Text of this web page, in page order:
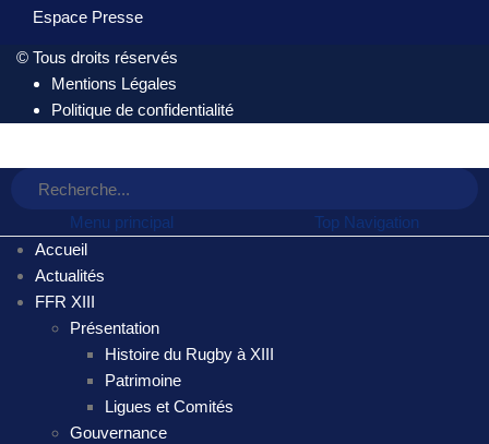
Espace Presse
© Tous droits réservés
Mentions Légales
Politique de confidentialité
Menu principal
Top Navigation
Accueil
Actualités
FFR XIII
Présentation
Histoire du Rugby à XIII
Patrimoine
Ligues et Comités
Gouvernance